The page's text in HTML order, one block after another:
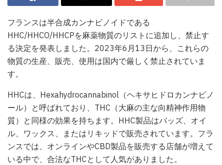
フランスは半合成カンナビノイドである
HHC/HHCO/HHCPを麻薬物質のリストに追加し、禁止す
る決定を発表しました。2023年6月13日から、これらの
物質の生産、販売、使用は国内で厳しく禁止されていま
す。
HHCは、Hexahydrocannabinol（ヘキサヒドロカンナビノ
ール）と呼ばれており、THC（大麻の主な向精神作用物
質）と同様の効果を持ちます。HHC製品はバッズ、オイ
ル、ワックス、またはリキッドで販売されています。フラ
ンスでは、オンラインやCBD製品を販売する店舗が増えて
いる中で、合法なTHCとして人気がありました。